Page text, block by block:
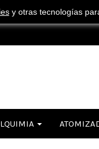
tu envío gratuito
y otras tecnologías